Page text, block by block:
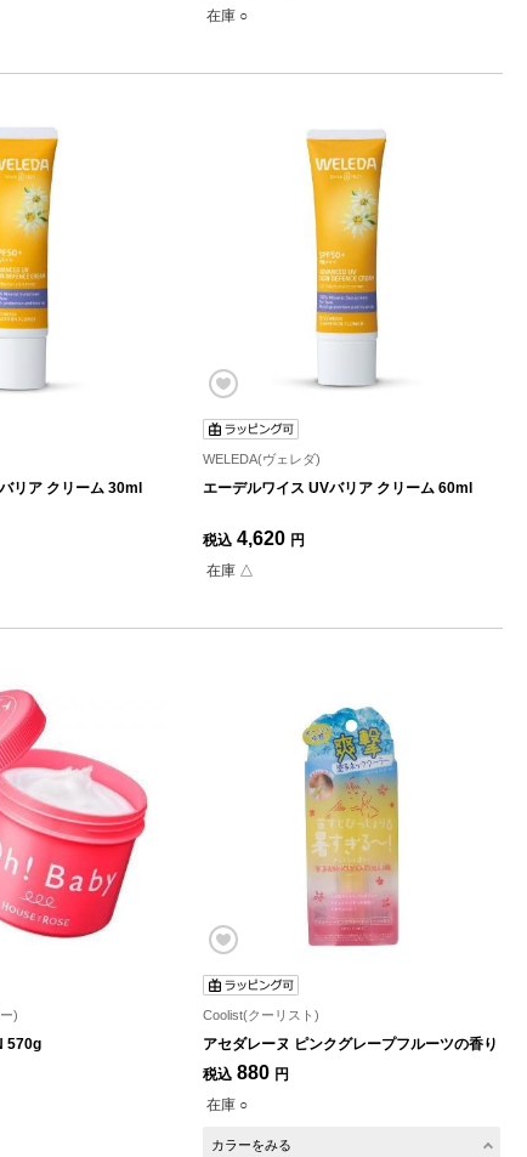
在庫 ○
リア クリーム 30ml
WELEDA(ヴェレダ)
エーデルワイス UVバリア クリーム 60ml
税込 4,620 円
在庫 △
)
570g
Coolist(クーリスト)
アセダレーヌ ピンクグレープフルーツの香り
税込 880 円
在庫 ○
カラーをみる